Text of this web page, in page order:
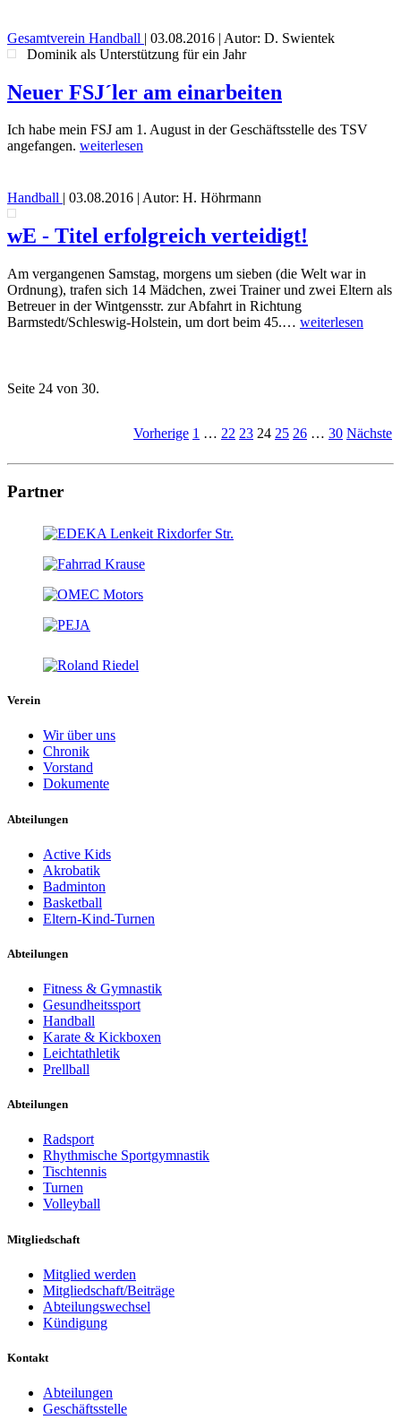
Gesamtverein Handball | 03.08.2016 | Autor: D. Swientek
Dominik als Unterstützung für ein Jahr
Neuer FSJ´ler am einarbeiten
Ich habe mein FSJ am 1. August in der Geschäftsstelle des TSV
angefangen. weiterlesen
Handball 03.08.2016 | Autor: H. Höhrmann
wE - Titel erfolgreich verteidigt!
Am vergangenen Samstag, morgens um sieben (die Welt war in
Ordnung), trafen sich 14 Mädchen, zwei Trainer und zwei Eltern als
Betreuer in der Wintgensstr. zur Abfahrt in Richtung
Barmstedt/Schleswig-Holstein, um dort beim 45.… weiterlesen
Seite 24 von 30.
Vorherige 1 … 22 23 24 25 26 … 30 Nächste
Partner
Verein
Wir über uns
Chronik
Vorstand
Dokumente
Abteilungen
Active Kids
Akrobatik
Badminton
Basketball
Eltern-Kind-Turnen
Abteilungen
Fitness & Gymnastik
Gesundheitssport
Handball
Karate & Kickboxen
Leichtathletik
Prellball
Abteilungen
Radsport
Rhythmische Sportgymnastik
Tischtennis
Turnen
Volleyball
Mitgliedschaft
Mitglied werden
Mitgliedschaft/Beiträge
Abteilungswechsel
Kündigung
Kontakt
Abteilungen
Geschäftsstelle